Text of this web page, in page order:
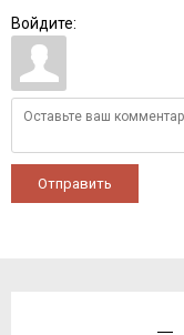
Войдите:
Отправить